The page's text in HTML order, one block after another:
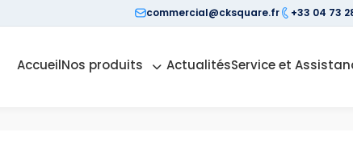
commercial@cksquare.fr +33 04 73
AccueilNos produits ActualitésService et